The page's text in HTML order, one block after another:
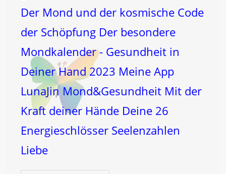
Der Mond und der kosmische Code
der Schöpfung Der besondere
Mondkalender - Gesundheit in
Deiner Hand 2023 Meine App
LunaJin Mond&Gesundheit Mit der
Kraft deiner Hände Deine 26
Energieschlösser Seelenzahlen
Liebe